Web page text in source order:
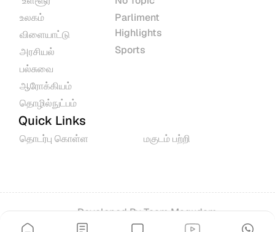
உலகம்
விளையாட்டு
அரசியல்
பல்சுவை
ஆரோக்கியம்
தொழில்நுட்பம்
Parliment
Highlights
Sports
Quick Links
தொடர்பு கொள்ள மகுடம் பற்றி
Developed By Team Magudam
© 2026 All rights reserved.